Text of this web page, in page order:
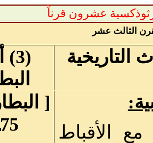
عشرون قرناً
الثالث عشر
[
75ـ79 ]
مع الأقباط